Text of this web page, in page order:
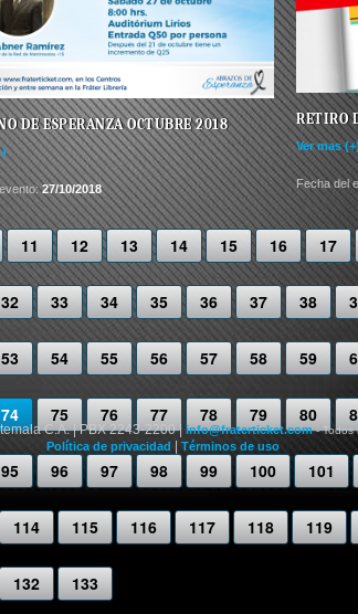
DE ESPERANZA OCTUBRE 2018
27/10/2018
RETIRO
Ver mas
Fecha del
11 12 13 14 15 16 17
32 33 34 35 36 37 38
53 54 55 56 57 58 59
74 75 76 77 78 79 80
95 96 97 98 99 100 101
114 115 116 117 118 119
132 133
C.A. | PBX 2243-2200 | info@fraterticket.com - Todos
Política de privacidad Términos de uso